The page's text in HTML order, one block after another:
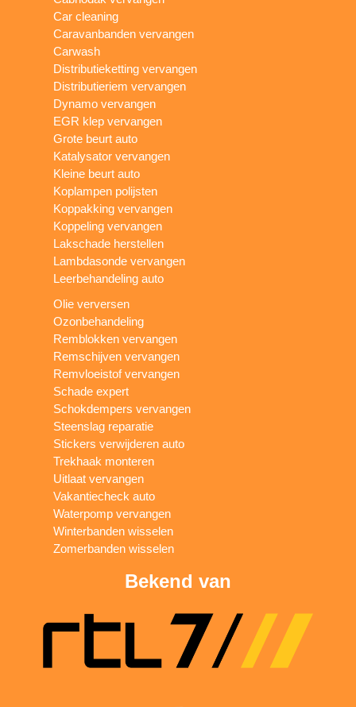
Car cleaning
Caravanbanden vervangen
Carwash
Distributieketting vervangen
Distributieriem vervangen
Dynamo vervangen
EGR klep vervangen
Grote beurt auto
Katalysator vervangen
Kleine beurt auto
Koplampen polijsten
Koppakking vervangen
Koppeling vervangen
Lakschade herstellen
Lambdasonde vervangen
Leerbehandeling auto
Olie verversen
Ozonbehandeling
Remblokken vervangen
Remschijven vervangen
Remvloeistof vervangen
Schade expert
Schokdempers vervangen
Steenslag reparatie
Stickers verwijderen auto
Trekhaak monteren
Uitlaat vervangen
Vakantiecheck auto
Waterpomp vervangen
Winterbanden wisselen
Zomerbanden wisselen
Bekend van